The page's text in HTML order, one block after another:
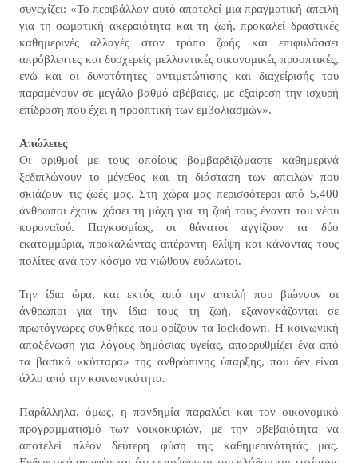
συνεχίζει: «Το περιβάλλον αυτό αποτελεί μια πραγματική απειλή
για τη σωματική ακεραιότητα και τη ζωή, προκαλεί δραστικές
καθημερινές αλλαγές στον τρόπο ζωής και επιφυλάσσει
απρόβλεπτες και δυσχερείς μελλοντικές οικονομικές προοπτικές,
ενώ και οι δυνατότητες αντιμετώπισης και διαχείρισής του
παραμένουν σε μεγάλο βαθμό αβέβαιες, με εξαίρεση την ισχυρή
επίδραση που έχει η προοπτική των εμβολιασμών».
Απώλειες
Οι αριθμοί με τους οποίους βομβαρδιζόμαστε καθημερινά
ξεδιπλώνουν το μέγεθος και τη διάσταση των απειλών που
σκιάζουν τις ζωές μας. Στη χώρα μας περισσότεροι από 5.400
άνθρωποι έχουν χάσει τη μάχη για τη ζωή τους έναντι του νέου
κοροναϊού. Παγκοσμίως, οι θάνατοι αγγίζουν τα δύο
εκατομμύρια, προκαλώντας απέραντη θλίψη και κάνοντας τους
πολίτες ανά τον κόσμο να νιώθουν ευάλωτοι.
Την ίδια ώρα, και εκτός από την απειλή που βιώνουν οι
άνθρωποι για την ίδια τους τη ζωή, εξαναγκάζονται σε
πρωτόγνωρες συνθήκες που ορίζουν τα lockdown. Η κοινωνική
αποξένωση για λόγους δημόσιας υγείας, απορρυθμίζει ένα από
τα βασικά «κύτταρα» της ανθρώπινης ύπαρξης, που δεν είναι
άλλο από την κοινωνικότητα.
Παράλληλα, όμως, η πανδημία παραλύει και τον οικονομικό
προγραμματισμό των νοικοκυριών, με την αβεβαιότητα να
αποτελεί πλέον δεύτερη φύση της καθημερινότητάς μας.